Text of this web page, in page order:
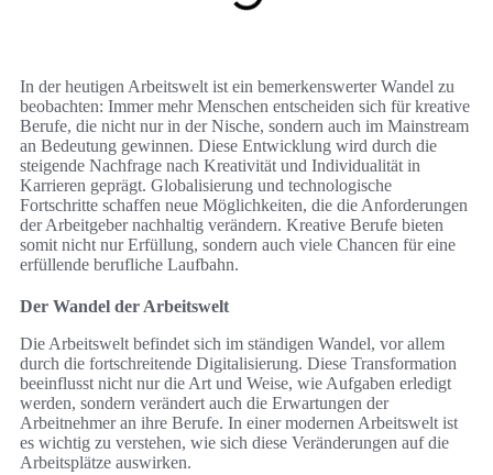
In der heutigen Arbeitswelt ist ein bemerkenswerter Wandel zu
beobachten: Immer mehr Menschen entscheiden sich für kreative
Berufe, die nicht nur in der Nische, sondern auch im Mainstream
an Bedeutung gewinnen. Diese Entwicklung wird durch die
steigende Nachfrage nach Kreativität und Individualität in
Karrieren geprägt. Globalisierung und technologische
Fortschritte schaffen neue Möglichkeiten, die die Anforderungen
der Arbeitgeber nachhaltig verändern. Kreative Berufe bieten
somit nicht nur Erfüllung, sondern auch viele Chancen für eine
erfüllende berufliche Laufbahn.
Der Wandel der Arbeitswelt
Die Arbeitswelt befindet sich im ständigen Wandel, vor allem
durch die fortschreitende Digitalisierung. Diese Transformation
beeinflusst nicht nur die Art und Weise, wie Aufgaben erledigt
werden, sondern verändert auch die Erwartungen der
Arbeitnehmer an ihre Berufe. In einer modernen Arbeitswelt ist
es wichtig zu verstehen, wie sich diese Veränderungen auf die
Arbeitsplätze auswirken.